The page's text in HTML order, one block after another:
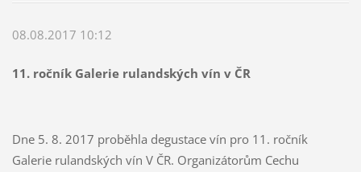
08.08.2017 10:12
11. ročník Galerie rulandských vín v ČR
Dne 5. 8. 2017 proběhla degustace vín pro 11. ročník
Galerie rulandských vín V ČR. Organizátorům Cechu